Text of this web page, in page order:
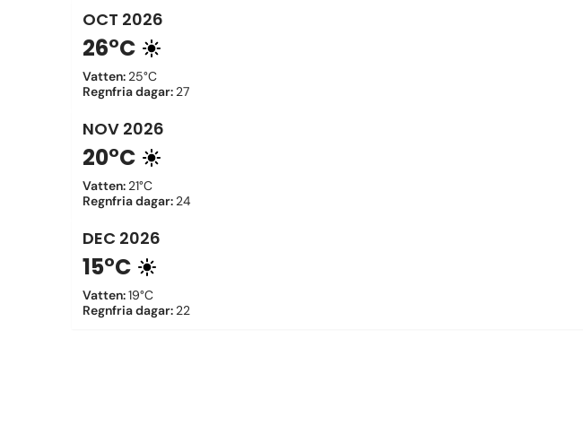
OCT 2026
26°C
Vatten: 25°C
Regnfria dagar: 27
NOV 2026
20°C
Vatten: 21°C
Regnfria dagar: 24
DEC 2026
15°C
Vatten:19°C
Regnfria dagar: 22